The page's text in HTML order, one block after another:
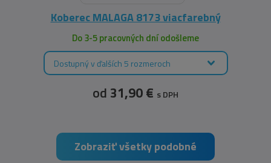
Koberec MALAGA 8173 viacfarebný
Do 3-5 pracovných dní odošleme
Dostupný v ďalších 5 rozmeroch
od 31,90 € s DPH
Zobraziť všetky podobné